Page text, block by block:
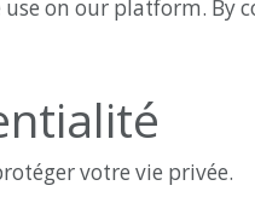
on our platform.
votre vie privée.